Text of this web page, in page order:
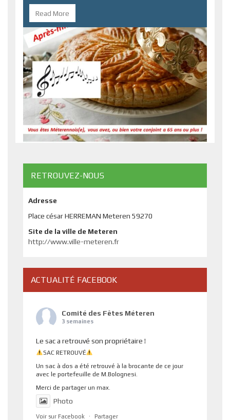
Read More
RETROUVEZ-NOUS
Adresse
Place césar HERREMAN Meteren 59270
Site de la ville de Meteren
http://www.ville-meteren.fr
ACTUALITÉ FACEBOOK
Comité des Fêtes Méteren
3 semaines
Le sac a retrouvé son propriétaire !
SAC RETROUVÉ
Un sac à dos a été retrouvé à la brocante de ce jour
avec le portefeuille de M.Bolognesi.
Merci de partager un max.
Photo
Voir sur Facebook · Partager